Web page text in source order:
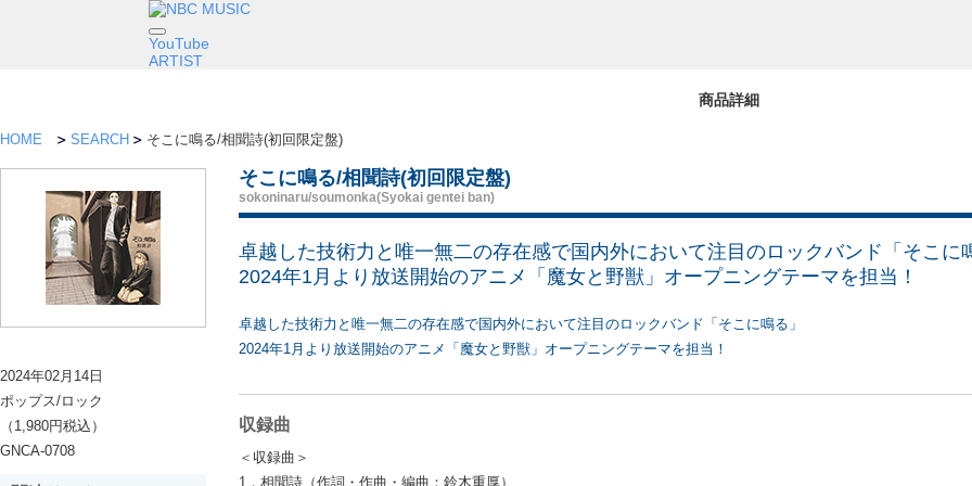
YouTube
ARTIST
商品詳細
HOME SEARCH そこに鳴る/相聞詩(初回限定盤)
2024年02月14日
ポップス/ロック
（1,980円税込）
GNCA-0708
そこに鳴る/相聞詩(初回限定盤)
sokoninaru/soumonka(Syokai gentei ban)
卓越した技術力と唯一無二の存在感で国内外において注目のロックバンド「そこに
2024年1月より放送開始のアニメ「魔女と野獣」オープニングテーマを担当！
卓越した技術力と唯一無二の存在感で国内外において注目のロックバンド「そこに鳴る」
2024年1月より放送開始のアニメ「魔女と野獣」オープニングテーマを担当！
収録曲
＜収録曲＞
1．相聞詩（作詞・作曲・編曲：鈴木重厚）